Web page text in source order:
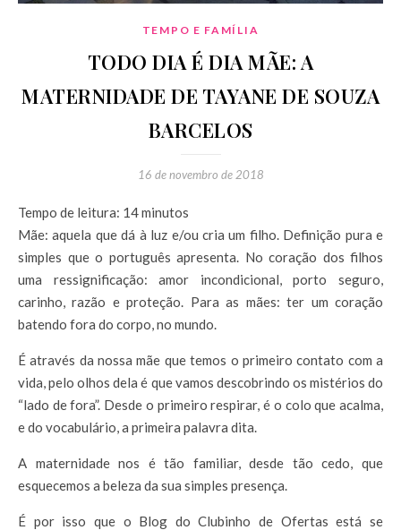
TEMPO E FAMÍLIA
TODO DIA É DIA MÃE: A
MATERNIDADE DE TAYANE DE SOUZA
BARCELOS
16 de novembro de 2018
Tempo de leitura: 14minutos
Mãe: aquela que dá à luz e/ou cria um filho. Definição pura e
simples que o português apresenta. No coração dos filhos
uma ressignificação: amor incondicional, porto seguro,
carinho, razão e proteção. Para as mães: ter um coração
batendo fora do corpo, no mundo.
É através da nossa mãe que temos o primeiro contato com a
vida, pelo olhos dela é que vamos descobrindo os mistérios do
“lado de fora”. Desde o primeiro respirar, é o colo que acalma,
e do vocabulário, a primeira palavra dita.
A maternidade nos é tão familiar, desde tão cedo, que
esquecemos a beleza da sua simples presença.
É por isso que o Blog do Clubinho de Ofertas está se